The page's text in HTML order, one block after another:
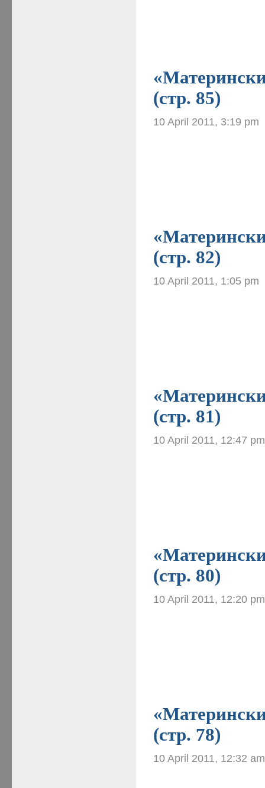
(стр. 85)
10 April 2011, 3:19 pm
(стр. 82)
10 April 2011, 1:05 pm
(стр. 81)
10 April 2011, 12:47 pm
(стр. 80)
10 April 2011, 12:20 pm
(стр. 78)
10 April 2011, 12:32 am